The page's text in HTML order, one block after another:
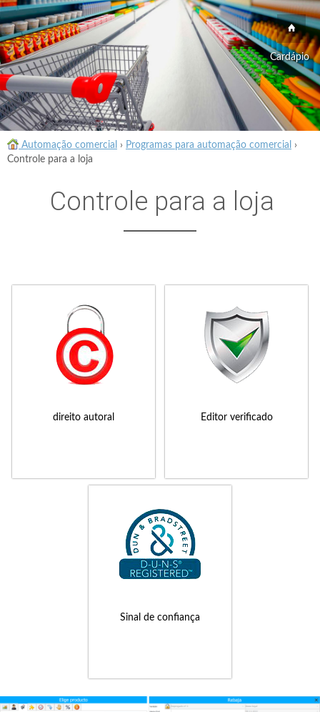
Cardápio
Automação comercial › Programas para automação comercial
›
Controle para a loja
Controle para a loja
direito autoral Editor verificado
Sinal de confiança